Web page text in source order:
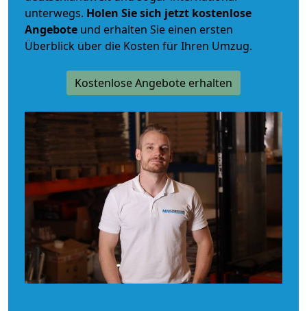
unterwegs. Holen Sie sich jetzt kostenlose
Angebote und erhalten Sie einen ersten
Überblick über die Kosten für Ihren Umzug.
Kostenlose Angebote erhalten